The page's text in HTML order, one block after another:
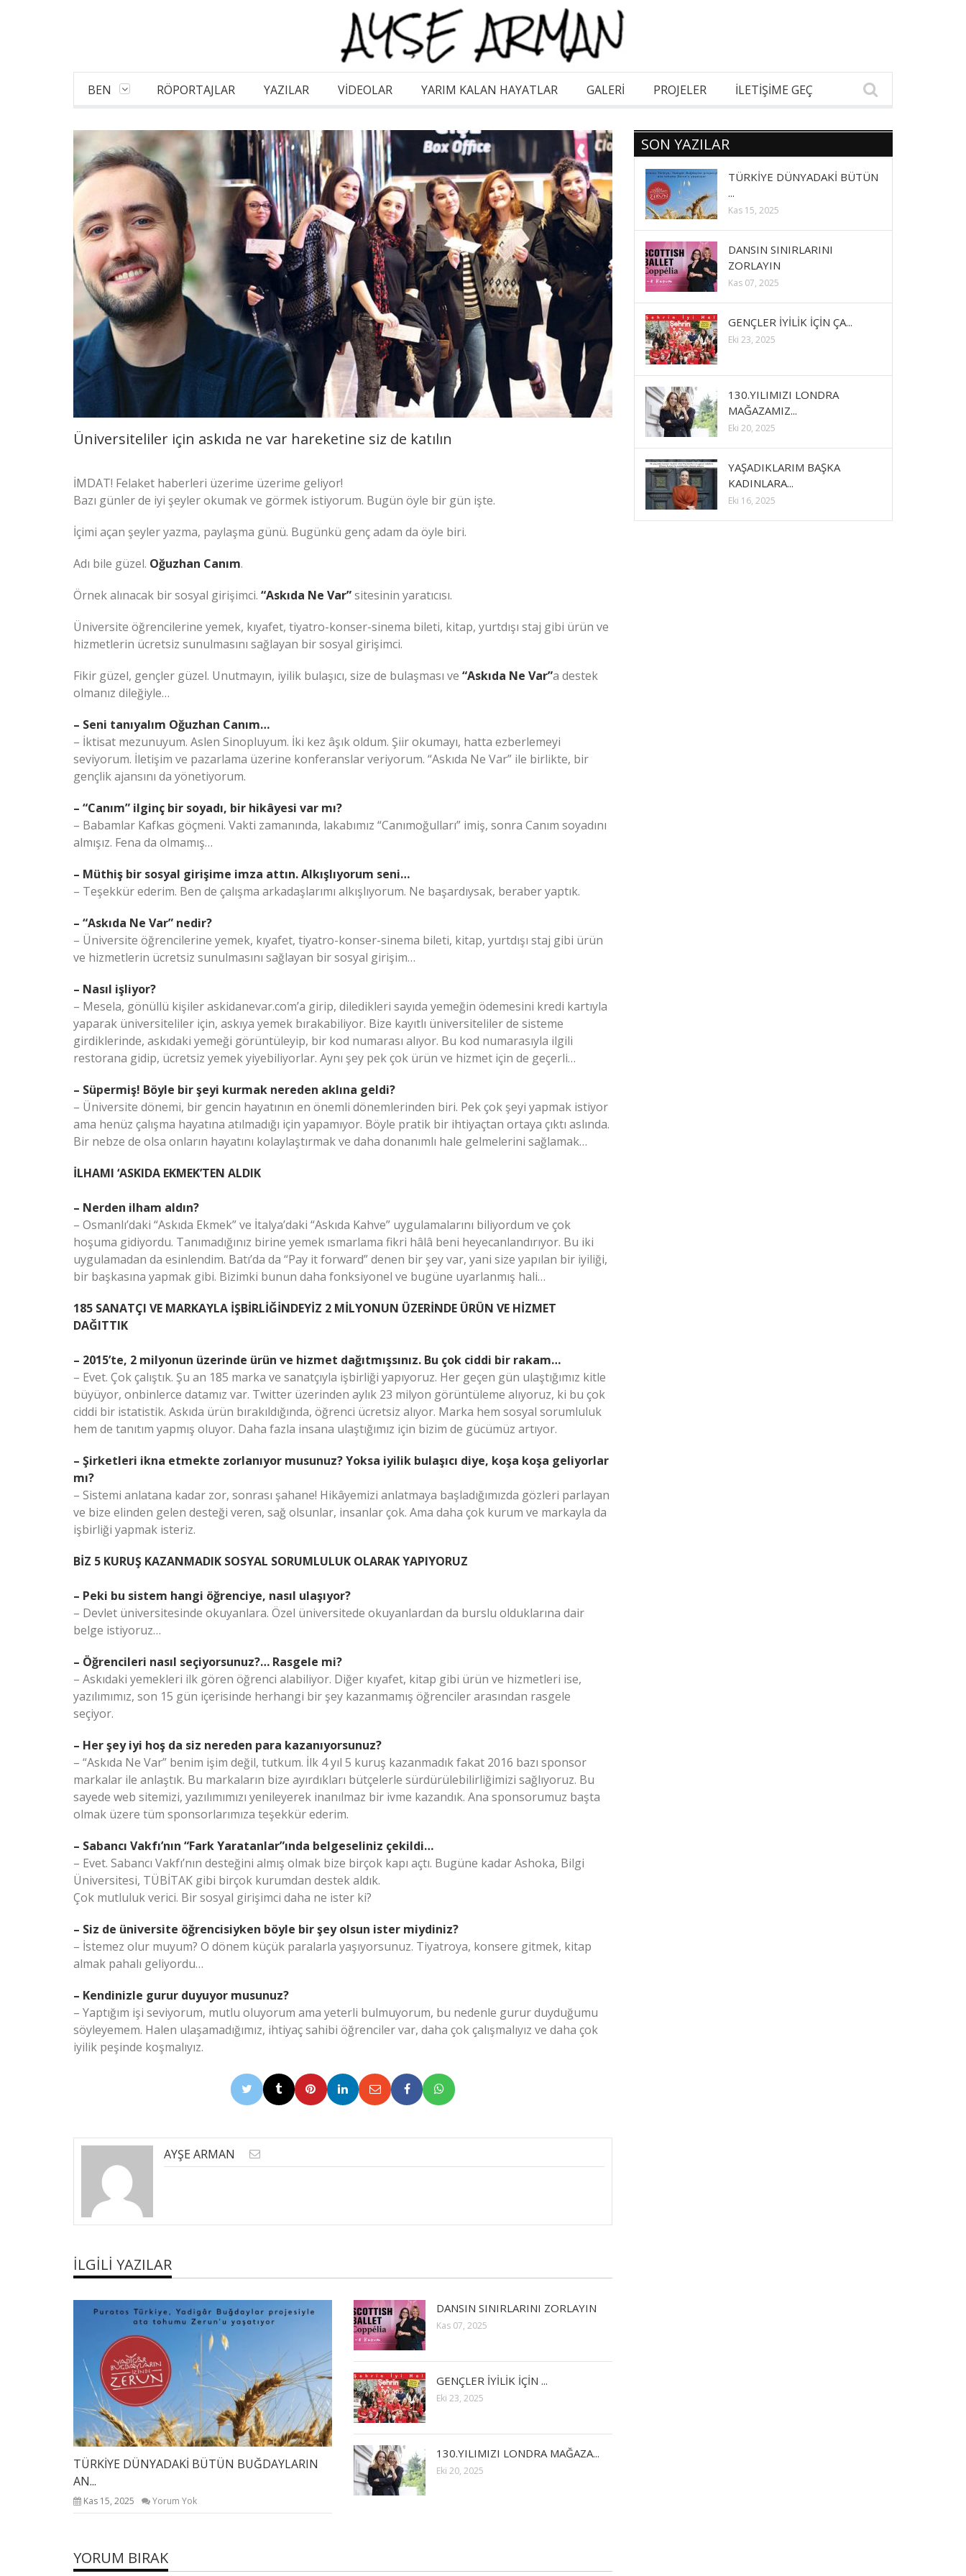
BEN RÖPORTAJLAR YAZILAR VİDEOLAR YARIM KALAN HAYATLAR GALERI PROJELER İLETİŞİME GEÇ
Üniversiteliler için askıda ne var hareketine siz de katılın
İMDAT! Felaket haberleri üzerime üzerime geliyor!
Bazı günler de iyi şeyler okumak ve görmek istiyorum. Bugün öyle bir gün işte.
İçimi açan şeyler yazma, paylaşma günü. Bugünkü genç adam da öyle biri.
Adı bile güzel. Oğuzhan Canım.
Örnek alınacak bir sosyal girişimci. “Askıda Ne Var”sitesinin yaratıcısı.
Üniversite öğrencilerine yemek, kıyafet, tiyatro-konser-sinema bileti, kitap, yurtdışı staj gibi ürün ve
hizmetlerin ücretsiz sunulmasını sağlayan bir sosyal girişimci.
Fikir güzel, gençler güzel. Unutmayın, iyilik bulaşıcı, size de bulaşması ve “Askıda Ne Var”a destek
olmanız dileğiyle…
– Seni tanıyalım Oğuzhan Canım…
– İktisat mezunuyum. Aslen Sinopluyum. İki kez âşık oldum. Şiir okumayı, hatta ezberlemeyi
seviyorum. İletişim ve pazarlama üzerine konferanslar veriyorum. “Askıda Ne Var” ile birlikte, bir
gençlik ajansını da yönetiyorum.
– “Canım” ilginç bir soyadı, bir hikâyesi var mı?
– Babamlar Kafkas göçmeni. Vakti zamanında, lakabımız “Canımoğulları” imiş, sonra Canım soyadını
almışız. Fena da olmamış…
– Müthiş bir sosyal girişime imza attın. Alkışlıyorum seni…
– Teşekkür ederim. Ben de çalışma arkadaşlarımı alkışlıyorum. Ne başardıysak, beraber yaptık.
– “Askıda Ne Var” nedir?
– Üniversite öğrencilerine yemek, kıyafet, tiyatro-konser-sinema bileti, kitap, yurtdışı staj gibi ürün
ve hizmetlerin ücretsiz sunulmasını sağlayan bir sosyal girişim…
– Nasıl işliyor?
– Mesela, gönüllü kişiler askidanevar.com’a girip, diledikleri sayıda yemeğin ödemesini kredi kartıyla
yaparak üniversiteliler için, askıya yemek bırakabiliyor. Bize kayıtlı üniversiteliler de sisteme
girdiklerinde, askıdaki yemeği görüntüleyip, bir kod numarası alıyor. Bu kod numarasıyla ilgili
restorana gidip, ücretsiz yemek yiyebiliyorlar. Aynı şey pek çok ürün ve hizmet için de geçerli…
– Süpermiş! Böyle bir şeyi kurmak nereden aklına geldi?
– Üniversite dönemi, bir gencin hayatının en önemli dönemlerinden biri. Pek çok şeyi yapmak istiyor
ama henüz çalışma hayatına atılmadığı için yapamıyor. Böyle pratik bir ihtiyaçtan ortaya çıktı aslında.
Bir nebze de olsa onların hayatını kolaylaştırmak ve daha donanımlı hale gelmelerini sağlamak…
İLHAMI ‘ASKIDA EKMEK’TEN ALDIK
– Nerden ilham aldın?
– Osmanlı’daki “Askıda Ekmek” ve İtalya’daki “Askıda Kahve” uygulamalarını biliyordum ve çok
hoşuma gidiyordu. Tanımadığınız birine yemek ısmarlama fikri hâlâ beni heyecanlandırıyor. Bu iki
uygulamadan da esinlendim. Batı’da da “Pay it forward” denen bir şey var, yani size yapılan bir iyiliği,
bir başkasına yapmak gibi. Bizimki bunun daha fonksiyonel ve bugüne uyarlanmış hali…
185 SANATÇI VE MARKAYLA İŞBİRLİĞİNDEYİZ 2 MİLYONUN ÜZERİNDE ÜRÜN VE HİZMET
DAĞITTIK
– 2015’te, 2 milyonun üzerinde ürün ve hizmet dağıtmışsınız. Bu çok ciddi bir rakam…
– Evet. Çok çalıştık. Şu an 185 marka ve sanatçıyla işbirliği yapıyoruz. Her geçen gün ulaştığımız kitle
büyüyor, onbinlerce datamız var. Twitter üzerinden aylık 23 milyon görüntüleme alıyoruz, ki bu çok
ciddi bir istatistik. Askıda ürün bırakıldığında, öğrenci ücretsiz alıyor. Marka hem sosyal sorumluluk
hem de tanıtım yapmış oluyor. Daha fazla insana ulaştığımız için bizim de gücümüz artıyor.
– Şirketleri ikna etmekte zorlanıyor musunuz? Yoksa iyilik bulaşıcı diye, koşa koşa geliyorlar
mı?
– Sistemi anlatana kadar zor, sonrası şahane! Hikâyemizi anlatmaya başladığımızda gözleri parlayan
ve bize elinden gelen desteği veren, sağ olsunlar, insanlar çok. Ama daha çok kurum ve markayla da
işbirliği yapmak isteriz.
BİZ 5 KURUŞ KAZANMADIK SOSYAL SORUMLULUK OLARAK YAPIYORUZ
– Peki bu sistem hangi öğrenciye, nasıl ulaşıyor?
– Devlet üniversitesinde okuyanlara. Özel üniversitede okuyanlardan da burslu olduklarına dair
belge istiyoruz…
– Öğrencileri nasıl seçiyorsunuz?… Rasgele mi?
– Askıdaki yemekleri ilk gören öğrenci alabiliyor. Diğer kıyafet, kitap gibi ürün ve hizmetleri ise,
yazılımımız, son 15 gün içerisinde herhangi bir şey kazanmamış öğrenciler arasından rasgele
seçiyor.
– Her şey iyi hoş da siz nereden para kazanıyorsunuz?
– “Askıda Ne Var” benim işim değil, tutkum. İlk 4 yıl 5 kuruş kazanmadık fakat 2016 bazı sponsor
markalar ile anlaştık. Bu markaların bize ayırdıkları bütçelerle sürdürülebilirliğimizi sağlıyoruz. Bu
sayede web sitemizi, yazılımımızı yenileyerek inanılmaz bir ivme kazandık. Ana sponsorumuz başta
olmak üzere tüm sponsorlarımıza teşekkür ederim.
– Sabancı Vakfı’nın “Fark Yaratanlar”ında belgeseliniz çekildi…
– Evet. Sabancı Vakfı’nın desteğini almış olmak bize birçok kapı açtı. Bugüne kadar Ashoka, Bilgi
Üniversitesi, TÜBİTAK gibi birçok kurumdan destek aldık.
Çok mutluluk verici. Bir sosyal girişimci daha ne ister ki?
– Siz de üniversite öğrencisiyken böyle bir şey olsun ister miydiniz?
– İstemez olur muyum? O dönem küçük paralarla yaşıyorsunuz. Tiyatroya, konsere gitmek, kitap
almak pahalı geliyordu…
– Kendinizle gurur duyuyor musunuz?
– Yaptığım işi seviyorum, mutlu oluyorum ama yeterli bulmuyorum, bu nedenle gurur duyduğumu
söyleyemem. Halen ulaşamadığımız, ihtiyaç sahibi öğrenciler var, daha çok çalışmalıyız ve daha çok
iyilik peşinde koşmalıyız.
AYŞE ARMAN
İLGILI YAZILAR
TÜRKİYE DÜNYADAKİ BÜTÜN BUĞDAYLARIN
AN...
Kas 15, 2025 Yorum Yok
DANSIN SINIRLARINI ZORLAYIN
Kas 07, 2025
GENÇLER İYİLİK İÇİN ...
Eki 23, 2025
130.YILIMIZI LONDRA MAĞAZA...
Eki 20, 2025
YORUM BIRAK
SON YAZILAR
TÜRKİYE DÜNYADAKİ BÜTÜN
...
Kas 15, 2025
DANSIN SINIRLARINI
ZORLAYIN
Kas 07, 2025
GENÇLER İYİLİK İÇİN ÇA...
Eki 23, 2025
130.YILIMIZI LONDRA
MAĞAZAMIZ...
Eki 20, 2025
YAŞADIKLARIM BAŞKA
KADINLARA...
Eki 16, 2025